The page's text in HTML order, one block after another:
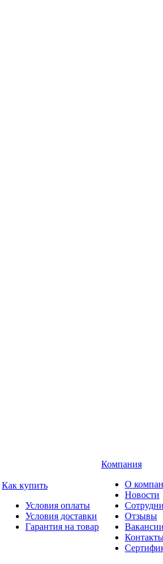
Как купить
Условия оплаты
Условия доставки
Гарантия на товар
Компания
О
Новости
Отзывы